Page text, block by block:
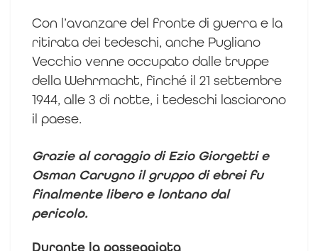
Con l’avanzare del fronte di guerra e la
ritirata dei tedeschi, anche Pugliano
Vecchio venne occupato dalle truppe
della Wehrmacht, finché il 21 settembre
1944, alle 3 di notte, i tedeschi lasciarono
il paese.
Grazie al coraggio di Ezio Giorgetti e
Osman Carugno il gruppo di ebrei fu
finalmente libero e lontano dal
pericolo.
Durante la passeggiata